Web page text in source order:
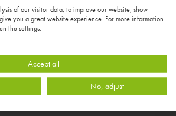
of our visitor data, to improve our website, show
you a great website experience. For more information
the settings.
Accept all
No, adjust